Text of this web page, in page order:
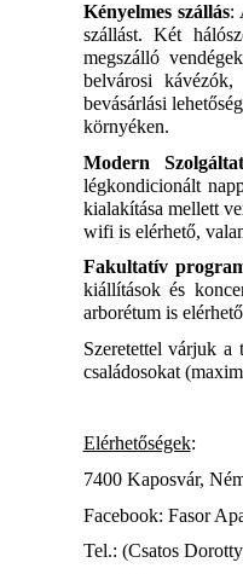
Kényelmes szállás:
szállást. Két
megszálló
belvárosi
bevásárlási
környéken.
Modern
légkondicionált
kialakítása mellett
wifi is elérhető,
Fakultatív
kiállítások és
arborétum is
Szeretettel várjuk a
családosokat
Elérhetőségek:
7400 Kaposvár,
Facebook: Fasor
Tel.: (Csatos